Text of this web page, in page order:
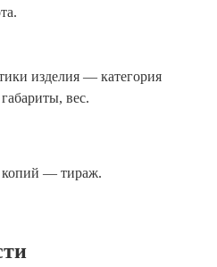
изделия — категория
вес.
копий — тираж.